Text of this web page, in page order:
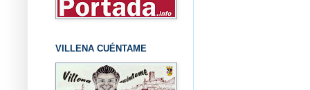
VILLENA CUÉNTAME